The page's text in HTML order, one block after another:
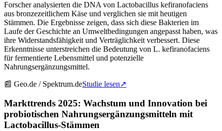
Forscher analysierten die DNA von Lactobacillus kefiranofaciens
aus bronzezeitlichem Käse und verglichen sie mit heutigen
Stämmen. Die Ergebnisse zeigen, dass sich diese Bakterien im
Laufe der Geschichte an Umweltbedingungen angepasst haben, was
ihre Widerstandsfähigkeit und Verträglichkeit verbessert. Diese
Erkenntnisse unterstreichen die Bedeutung von L. kefiranofaciens
für fermentierte Lebensmittel und potenzielle
Nahrungsergänzungsmittel.
📰 Geo.de / Spektrum.deStudie lesen↗
Markttrends 2025: Wachstum und Innovation bei
probiotischen Nahrungsergänzungsmitteln mit
Lactobacillus-Stämmen